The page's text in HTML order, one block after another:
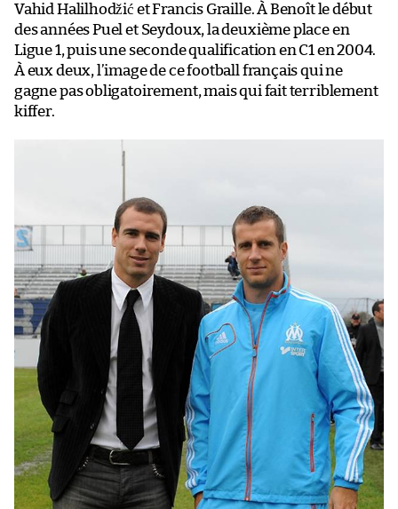
Vahid Halilhodžić et Francis Graille. À Benoît le début
des années Puel et Seydoux, la deuxième place en
Ligue 1, puis une seconde qualification en C1 en 2004.
À eux deux, l’image de ce football français qui ne
gagne pas obligatoirement, mais qui fait terriblement
kiffer.